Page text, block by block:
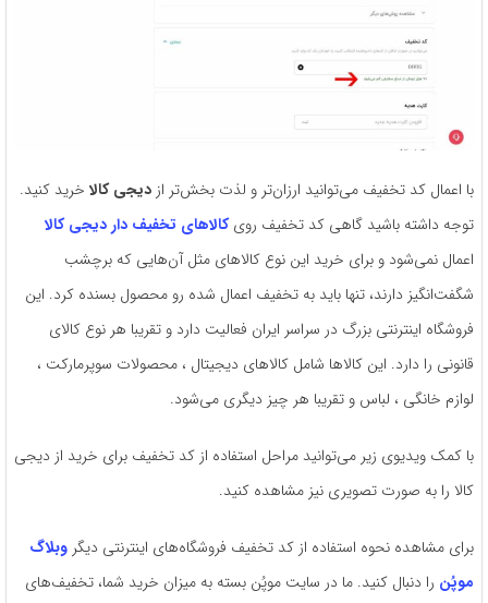
با اعمال کد تخفیف می‌توانید ارزان‌تر و لذت بخش‌تر از دیجی کالا خرید کنید.
توجه داشته باشید گاهی کد تخفیف رویکالاهای تخفیف دار دیجی کالا
اعمال نمی‌شود و برای خرید این نوع کالاهای مثل آن‌هایی که برچشب
شگفت‌انگیز دارند، تنها باید به تخفیف اعمال شده رو محصول بسنده کرد. این
فروشگاه اینترنتی بزرگ در سراسر ایران فعالیت دارد و تقریبا هر نوع کالای
قانونی را دارد. این کالاها شامل کالاهای دیجیتال ، محصولات سوپرمارکت ،
لوازم خانگی ، لباس و تقریبا هر چیز دیگری می‌شود.
با کمک ویدیوی زیر می‌توانید مراحل استفاده از کد تخفیف برای خرید از دیجی
کالا را به صورت تصویری نیز مشاهده کنید.
برای مشاهده نحوه استفاده از کد تخفیف فروشگاه‌های اینترنتی دیگر وبلاگ
موپُن را دنبال کنید. ما در سایت موپُن بسته به میزان خرید شما، تخفیف‌های